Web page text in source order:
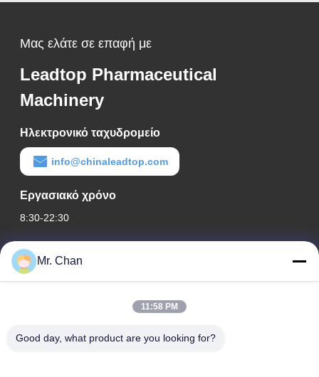
Μας ελάτε σε επαφή με
Leadtop Pharmaceutical
Machinery
Ηλεκτρονικό ταχυδρομείο
info@chinaleadtop.com
Εργασιακό χρόνο
8:30-22:30
Η διεύθυνσή μας
Διεύθυνση εταιρείας
Διεύθυνση εργοστασίου
Mr. Chan
11:58 PM
Good day, what product are you looking for?